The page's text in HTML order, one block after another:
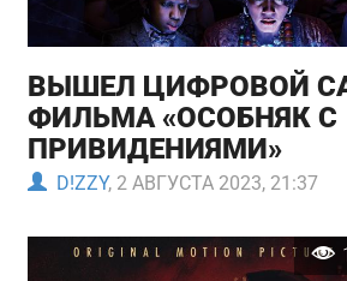
ВЫШЕЛ ЦИФРОВОЙ
ФИЛЬМА «ОСОБНЯК С
ПРИВИДЕНИЯМИ»
D!ZZY, 2 АВГУСТА 2023, 21:37